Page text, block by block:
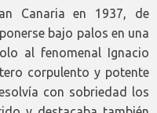
Canaria en 1937, de
bajo palos en una
al fenomenal Ignacio
corpulento y potente
con sobriedad los